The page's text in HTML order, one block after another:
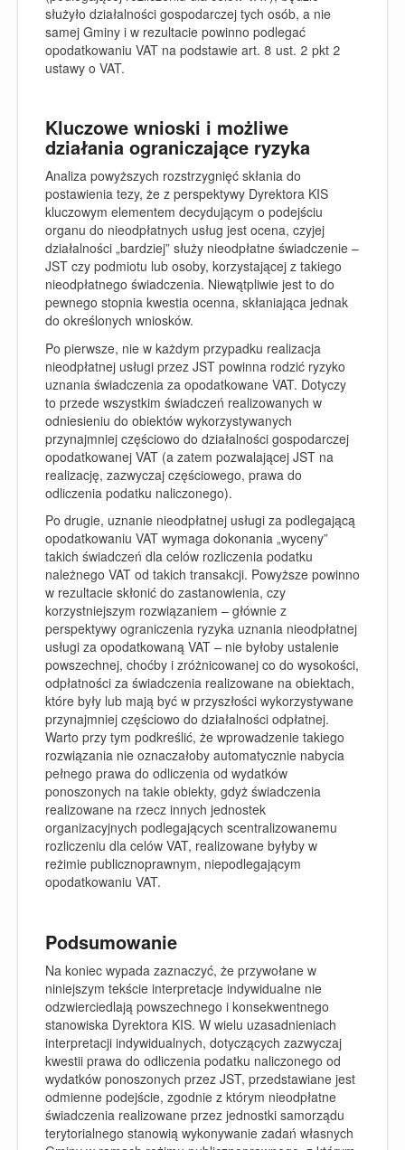
służyło działalności gospodarczej tych osób, a nie
samej Gminy i w rezultacie powinno podlegać
opodatkowaniu VAT na podstawie art. 8 ust. 2 pkt 2
ustawy o VAT.
Kluczowe wnioski i możliwe
działania ograniczające ryzyka
Analiza powyższych rozstrzygnięć skłania do
postawienia tezy, że z perspektywy Dyrektora KIS
kluczowym elementem decydującym o podejściu
organu do nieodpłatnych usług jest ocena, czyjej
działalności „bardziej” służy nieodpłatne świadczenie –
JST czy podmiotu lub osoby, korzystającej z takiego
nieodpłatnego świadczenia. Niewątpliwie jest to do
pewnego stopnia kwestia ocenna, skłaniająca jednak
do określonych wniosków.
Po pierwsze, nie w każdym przypadku realizacja
nieodpłatnej usługi przez JST powinna rodzić ryzyko
uznania świadczenia za opodatkowane VAT. Dotyczy
to przede wszystkim świadczeń realizowanych w
odniesieniu do obiektów wykorzystywanych
przynajmniej częściowo do działalności gospodarczej
opodatkowanej VAT (a zatem pozwalającej JST na
realizację, zazwyczaj częściowego, prawa do
odliczenia podatku naliczonego).
Po drugie, uznanie nieodpłatnej usługi za podlegającą
opodatkowaniu VAT wymaga dokonania „wyceny”
takich świadczeń dla celów rozliczenia podatku
należnego VAT od takich transakcji. Powyższe powinno
w rezultacie skłonić do zastanowienia, czy
korzystniejszym rozwiązaniem – głównie z
perspektywy ograniczenia ryzyka uznania nieodpłatnej
usługi za opodatkowaną VAT – nie byłoby ustalenie
powszechnej, choćby i zróżnicowanej co do wysokości,
odpłatności za świadczenia realizowane na obiektach,
które były lub mają być w przyszłości wykorzystywane
przynajmniej częściowo do działalności odpłatnej.
Warto przy tym podkreślić, że wprowadzenie takiego
rozwiązania nie oznaczałoby automatycznie nabycia
pełnego prawa do odliczenia od wydatków
ponoszonych na takie obiekty, gdyż świadczenia
realizowane na rzecz innych jednostek
organizacyjnych podlegających scentralizowanemu
rozliczeniu dla celów VAT, realizowane byłyby w
reżimie publicznoprawnym, niepodlegającym
opodatkowaniu VAT.
Podsumowanie
Na koniec wypada zaznaczyć, że przywołane w
niniejszym tekście interpretacje indywidualne nie
odzwierciedlają powszechnego i konsekwentnego
stanowiska Dyrektora KIS. W wielu uzasadnieniach
interpretacji indywidualnych, dotyczących zazwyczaj
kwestii prawa do odliczenia podatku naliczonego od
wydatków ponoszonych przez JST, przedstawiane jest
odmienne podejście, zgodnie z którym nieodpłatne
świadczenia realizowane przez jednostki samorządu
terytorialnego stanowią wykonywanie zadań własnych